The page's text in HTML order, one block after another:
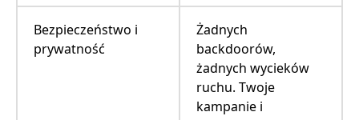
Bezpieczeństwo i
prywatność
Żadnych
backdoorów,
żadnych wycieków
ruchu. Twoje
kampanie i